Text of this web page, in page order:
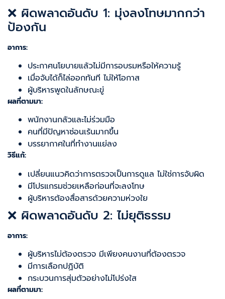
❌ ผิดพลาดอันดับ 1: มุ่งลงโทษมากกว่า
ป้องกัน
อาการ:
ประกาศนโยบายแล้วไม่มีการอบรมหรือให้ความรู้
เมื่อจับได้ก็ไล่ออกทันที ไม่ให้โอกาส
ผู้บริหารพูดในลักษณะขู่
ผลที่ตามมา:
พนักงานกลัวและไม่ร่วมมือ
คนที่มีปัญหาซ่อนเร้นมากขึ้น
บรรยากาศในที่ทำงานแย่ลง
วิธีแก้:
เปลี่ยนแนวคิดว่าการตรวจเป็นการดูแล ไม่ใช่การจับผิด
มีโปรแกรมช่วยเหลือก่อนที่จะลงโทษ
ผู้บริหารต้องสื่อสารด้วยความห่วงใย
❌ ผิดพลาดอันดับ 2: ไม่ยุติธรรม
อาการ:
ผู้บริหารไม่ต้องตรวจ มีเพียงคนงานที่ต้องตรวจ
มีการเลือกปฏิบัติ
กระบวนการสุ่มตัวอย่างไม่โปร่งใส
ผลที่ตามมา: